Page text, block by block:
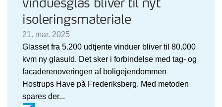
isoleringsmateriale
21. mar. 2025
Glasset fra 5.200 udtjente vinduer bliver til 80.000
kvm ny glasuld. Det sker i forbindelse med tag- og
facaderenoveringen af boligejendommen
Hostrups Have på Frederiksberg. Med metoden
spares der...